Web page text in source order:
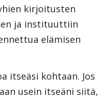
kirjoitusten
ja instituuttiin
elämisen
itseäsi kohtaan. Jos
usein itseäni siitä,